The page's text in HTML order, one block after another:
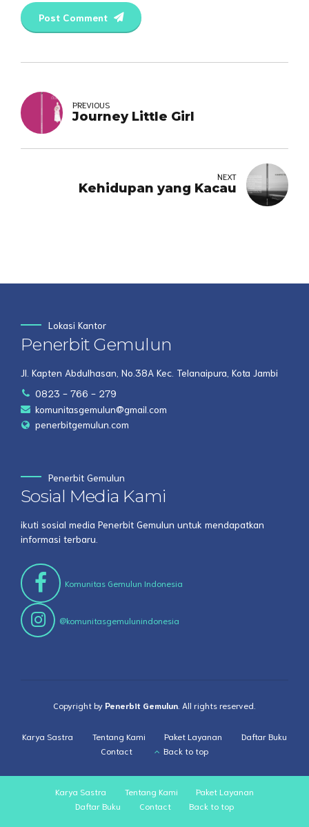
Post Comment
PREVIOUS
Journey Little Girl
NEXT
Kehidupan yang Kacau
Lokasi Kantor
Penerbit Gemulun
Jl. Kapten Abdulhasan, No.38A Kec. Telanaipura, Kota Jambi
0823 - 766 - 279
komunitasgemulun@gmail.com
penerbitgemulun.com
Penerbit Gemulun
Sosial Media Kami
ikuti sosial media Penerbit Gemulun untuk mendapatkan
informasi terbaru.
Komunitas Gemulun Indonesia
@komunitasgemulunindonesia
Copyright byPenerbit Gemulun . All rights reserved.
Karya Sastra Tentang Kami Paket Layanan
Daftar Buku
Contact
Back to top
Karya Sastra Tentang Kami
Paket Layanan
Daftar Buku
Contact Back to top